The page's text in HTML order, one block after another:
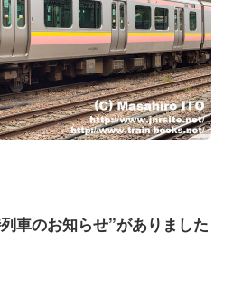
車のお知らせ”がありました